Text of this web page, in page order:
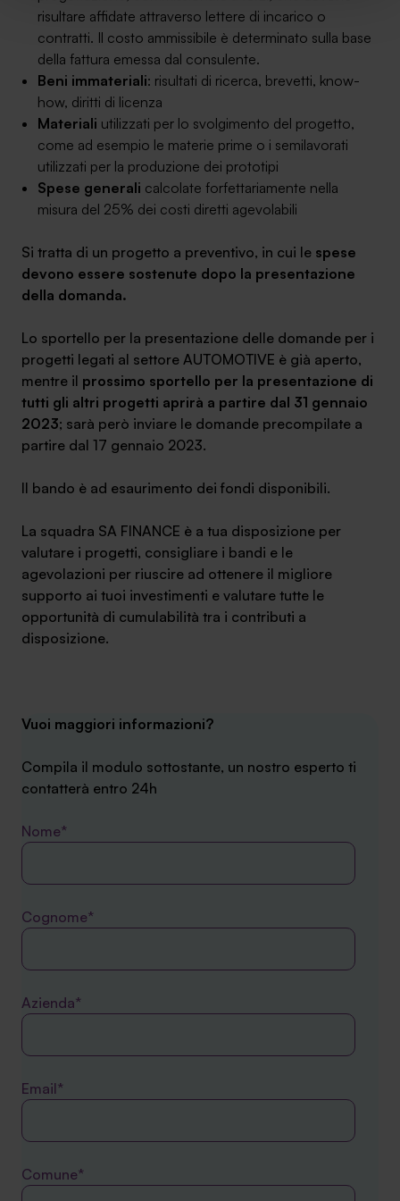
implementare tutti i cookie. Chiudendo questo banner
verranno installati i soli cookie necessari al
funzionamento del sito. Per tutte le informazioni complete
ti invitiamo a consultare le "Informazioni sui Cookie" qui
sopra.
risultare affidate attraverso lettere di incarico o
contratti. Il costo ammissibile è determinato sulla base
della fattura emessa dal consulente.
Beni immateriali: risultati di ricerca, brevetti, know-
how, diritti di licenza
Materiali utilizzati per lo svolgimento del progetto,
come ad esempio le materie prime o i semilavorati
utilizzati per la produzione dei prototipi
Spese generali calcolate forfettariamente nella
misura del 25% dei costi diretti agevolabili
Si tratta di un progetto a preventivo, in cui le spese
devono essere sostenute dopo la presentazione
della domanda.
Lo sportello per la presentazione delle domande per i
progetti legati al settore AUTOMOTIVE è già aperto,
mentre il prossimo sportello per la presentazione di
tutti gli altri progetti aprirà a partire dal 31 gennaio
2023; sarà però inviare le domande precompilate a
partire dal 17 gennaio 2023.
Il bando è ad esaurimento dei fondi disponibili.
La squadra SA FINANCE è a tua disposizione per
valutare i progetti, consigliare i bandi e le
agevolazioni per riuscire ad ottenere il migliore
supporto ai tuoi investimenti e valutare tutte le
opportunità di cumulabilità tra i contributi a
disposizione.
Vuoi maggiori informazioni?
Compila il modulo sottostante, un nostro esperto ti
contatterà entro 24h
Nome*
Cognome*
Azienda*
Email*
Comune*